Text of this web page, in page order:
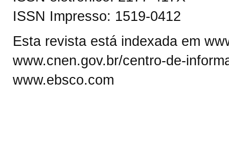
ISSN Impresso: 1519-0412
Esta revista está indexada em
www.cnen.gov.br/centro-de-
www.ebsco.com